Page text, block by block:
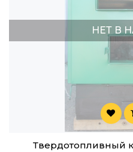
НЕТ В
Твердотопливный